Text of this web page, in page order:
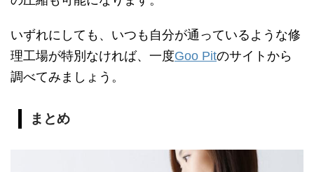
いずれにしても、いつも自分が通っているような修
理工場が特別なければ、一度Goo Pitのサイトから
調べてみましょう。
まとめ